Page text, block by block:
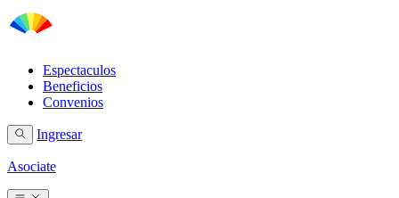
Espectaculos
Beneficios
Convenios
Ingresar
Asociate